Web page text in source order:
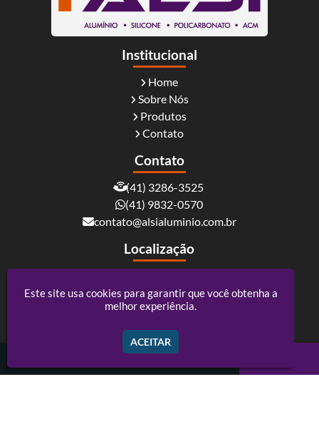
Institucional
Home
Sobre Nós
Produtos
Contato
Contato
(41) 3286-3525
(41) 9832-0570
contato@alsialuminio.com.br
Localização
Curitiba / PR - CEP: 81730-060
Este site usa cookies para garantir que você obtenha a
melhor experiência.
ACEITAR